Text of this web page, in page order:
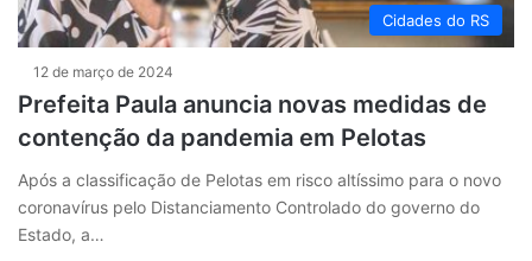
Cidades do RS
12 de março de 2024
Prefeita Paula anuncia novas medidas de
contenção da pandemia em Pelotas
Após a classificação de Pelotas em risco altíssimo para o novo
coronavírus pelo Distanciamento Controlado do governo do
Estado, a…